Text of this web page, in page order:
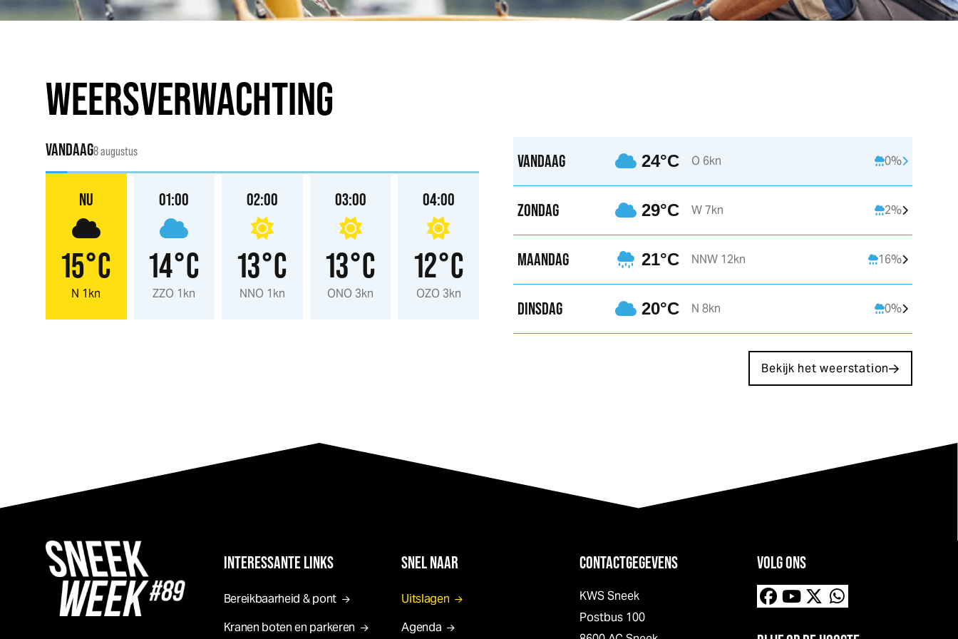
WEERSVERWACHTING
VANDAAG8 augustus
NU
15°C
N 1kn
01:00
14°C
ZZO 1kn
02:00
13°C
NNO 1kn
03:00
13°C
ONO 3kn
04:00
12°C
OZO 3kn
05:00
12°C
06:00
11°C 12°C 17°C
VANDAAG 24°C O 6kn 0%
ZONDAG 29°C W 7kn 2%
MAANDAG 21°C NNW 12kn 16%
DINSDAG 20°C N 8kn 0%
Bekijk het weerstation
INTERESSANTE LINKS
Bereikbaarheid & pont
Kranen boten en parkeren
SNEL NAAR
Uitslagen
Agenda
CONTACTGEGEVENS
KWS Sneek
Postbus 100
VOLG ONS